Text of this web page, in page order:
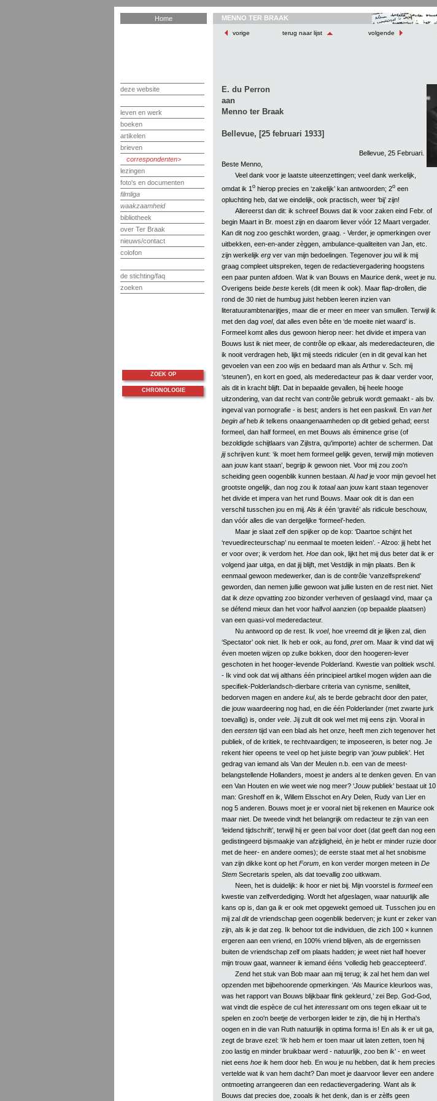
Home
deze website
leven en werk
boeken
artikelen
brieven
correspondenten
lezingen
foto's en documenten
filmliga
waakzaamheid
bibliotheek
over Ter Braak
nieuws/contact
colofon
de stichting/faq
zoeken
MENNO TER BRAAK
vorige terug naar lijst volgende
E. du Perron
aan
Menno ter Braak
Bellevue, [25 februari 1933]
Bellevue, 25 Februari.
Beste Menno,
Veel dank voor je laatste uiteenzettingen; veel dank werkelijk,
omdat ik 1 ohierop precies en ‘zakelijk’ kan antwoorden; 2oeen
opluchting heb, dat we eindelijk, ook practisch, weer ‘bij’ zijn!
Allereerst dan dit: ik schreef Bouws dat ik voor zaken eind Febr. of
begin Maart in Br. moest zijn en daarom liever vóór 12 Maart vergader.
Kan dit nog zoo geschikt worden, graag. - Verder, je opmerkingen over
uitbekken, een-en-ander zèggen, ambulance-qualiteiten van Jan, etc.
zijn werkelijk ergver van mijn bedoelingen. Tegenover jou wil ik mij
graag compleet uitspreken, tegen de redactievergadering hoogstens
een paar punten afdoen. Wat ik van Bouws en Maurice denk, weet je nu.
Overigens beide bestekerels (dit meen ik ook). Maar flap-drollen, die
rond de 30 niet de humbug juist hebben leeren inzien van
literatuurambtenarijtjes, maar die er meer en meer van smullen. Terwijl ik
met den dag voel, dat alles even bête en ‘de moeite niet waard’ is.
Formeel komt alles dus gewoon hierop neer: het divide et impera van
Bouws lust ik niet meer, de contrôle op elkaar, als mederedacteuren, die
ik nooit verdragen heb, lijkt mij steeds ridiculer (en in dit geval kan het
gevoelen van een zoo wijs en bedaard man als Arthur v. Sch. mij
‘steunen’), en kort en goed, als mederedacteur pas ik daar verder voor,
als dit in kracht blijft. Dat in bepaalde gevallen, bij heele hooge
uitzondering, van dat recht van contrôle gebruik wordt gemaakt - als bv.
ingeval van pornografie - is best; anders is het een paskwil. En van het
begin afheb iktelkens onaangenaamheden op dit gebied gehad; eerst
formeel, dan half formeel, en met Bouws als éminence grise (of
bezoldigde schijtlaars van Zijlstra, qu'importe) achter de schermen. Dat
jijschrijven kunt: ‘ik moet hem formeel gelijk geven, terwijl mijn motieven
aan jouw kant staan’, begrijp ik gewoon niet. Voor mij zou zoo'n
scheiding geen oogenblik kunnen bestaan. Al hadje voor mijn gevoel het
grootste ongelijk, dan nog zou ik totaalaan jouw kant staan tegenover
het divide et impera van het rund Bouws. Maar ook dit is dan een
verschil tusschen jou en mij. Als ikéén ‘gravité’ als ridicule beschouw,
dan vóór alles die van dergelijke ‘formeel’-heden.
Maar je slaat zelf den spijker op de kop: ‘Daartoe schijnt het
‘revuedirecteurschap’ nu eenmaal te moeten leiden’. - Alzoo: jij hebt het
er voor over; ik verdom het. Hoedan ook, lijkt het mij dus beter dat ik er
volgend jaar uitga, en dat jij blijft, met Vestdijk in mijn plaats. Ben ik
eenmaal gewoon medewerker, dan is de contrôle ‘vanzelfsprekend’
geworden, dan nemen jullie gewoon wat jullie lusten en de rest niet. Niet
dat ik dezeopvatting zoo bizonder verheven of geslaagd vind, maar ça
se défend mieux dan het voor halfvol aanzien (op bepaalde plaatsen)
van een quasi-vol mederedacteur.
Nu antwoord op de rest. Ik voel, hoe vreemd dit je lijken zal, dien
‘Spectator’ ook niet. Ik heb er ook, au fond, pretom. Maar ik vind dat wij
éven moeten wijzen op zulke bokken, door den hoogeren-lever
geschoten in het hooger-levende Polderland. Kwestie van politiek wschl.
- Ik vind ook dat wij althans één principieel artikel mogen wijden aan die
specifiek-Polderlandsch-dierbare criteria van cynisme, seniliteit,
bedorven magen en andere kul, als te berde gebracht door den pater,
die jouw waardeering nog had, en die één Polderlander (met zwarte jurk
toevallig) is, onder vele. Jij zult dit ook wel met mij eens zijn. Vooral in
den eerstentijd van een blad als het onze, heeft men zich tegenover het
publiek, of de kritiek, te rechtvaardigen; te imposeeren, is beter nog. Je
rekent hier opeens te veel op het juiste begrip van ‘jouwpubliek’. Het
gedrag van iemand als Van der Meulen n.b. een van de meest-
belangstellende Hollanders, moest je anders al te denken geven. En van
een Van Houten en wie weet wie nog meer? ‘Jouwpubliek’ bestaat uit 10
man: Greshoff en ik, Willem Elsschot en Ary Delen, Rudy van Lier en
nog 5 anderen. Bouws moet je er vooral niet bij rekenen en Maurice ook
maar niet. De tweede vindt het belangrijk om redacteur te zijn van een
‘leidend tijdschrift’, terwijl hij er geen bal voor doet (dat geeft dan nog een
gedistingeerd bijsmaakje van afzijdigheid, èn je hebt er minder ruzie door
met de heer- en andere oomes); de eerste staat met al het snobisme
van zijn dikke kont op het Forum, en kon verder morgen meteen in De
StemSecretaris spelen, als dat toevallig zoo uitkwam.
Neen, het is duidelijk: ik hoor er niet bij. Mijn voorstel is formeeleen
kwestie van zelfverdediging. Wordt het afgeslagen, waar natuurlijk alle
kans op is, dan ga ik er ook met opgewekt gemoed uit. Tusschen jou en
mij zal ditde vriendschap geen oogenblik bederven; je kunt er zeker van
zijn, als ik je dat zeg. Ik behoor tot die individuen, die zich 100 × kunnen
ergeren aan een vriend, en 100% vriend blijven, als de ergernissen
buiten de vriendschap zelf om plaats hadden; je weet niet half hoever
mijn trouw gaat, wanneer ik iemand ééns ‘volledig heb geaccepteerd’.
Zend het stuk van Bob maar aan mij terug; ik zal het hem dan wel
opzenden met bijbehoorende opmerkingen. ‘Als Maurice kleurloos was,
was het rapport van Bouws blijkbaar flink gekleurd,’ zei Bep. God-God,
wat vindt die espèce de cul het interessantom ons tegen elkaar uit te
spelen en zoo'n beetje de verborgen leider te zijn, die hij in Hertha's
oogen en in die van Ruth natuurlijk in optima forma is! En als ik er uit ga,
zegt de brave ezel: ‘Ikheb hem er toen maar uit laten zetten, toen hij
zoo lastig en minder bruikbaar werd - natuurlijk, zoo ben ik’ - en weet
niet eens hoeik hem door heb. En wou je nu hebben, dat ik hem precies
vertelde wat ik van hem dacht? Dan moet je daarvoor liever een andere
ontmoeting arrangeeren dan een redactievergadering. Want als ik
Bouws dat precies doe, zooals ik het denk, dan is er zèlfs geen
ZOEK OP
CHRONOLOGIE